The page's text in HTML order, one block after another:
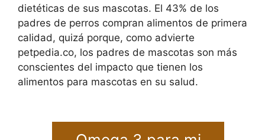
dietéticas de sus mascotas. El 43% de los
padres de perros compran alimentos de primera
calidad, quizá porque, como advierte
petpedia.co, los padres de mascotas son más
conscientes del impacto que tienen los
alimentos para mascotas en su salud.